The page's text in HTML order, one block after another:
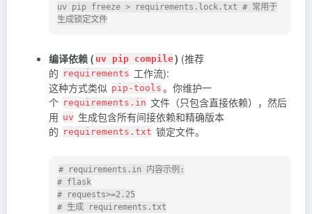
uv pip freeze > requirements.lock.txt # 常用于
编译依赖 ( uv pip compile) (推荐
的 requirements 工作流):
这种方式类似 pip-tools 。你维护一
个 requirements.in 文件（只包含直接依赖），然后
用 uv 生成包含所有间接依赖和精确版本
的 requirements.txt 锁定文件。
# requirements.in 内容示例:
# flask
# requests>=2.25
# 生成 requirements.txt